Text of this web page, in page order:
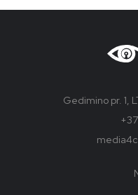
Gedimino pr. 1,